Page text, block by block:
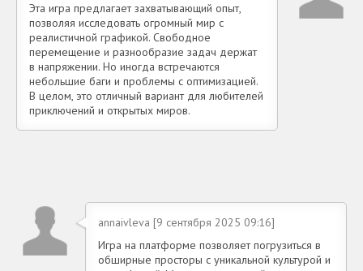
Эта игра предлагает захватывающий опыт,
позволяя исследовать огромный мир с
реалистичной графикой. Свободное
перемещение и разнообразие задач держат
в напряжении. Но иногда встречаются
небольшие баги и проблемы с оптимизацией.
В целом, это отличный вариант для любителей
приключений и открытых миров.
annaivleva [9 сентября 2025 09:16]
Игра на платформе позволяет погрузиться в
обширные просторы с уникальной культурой и